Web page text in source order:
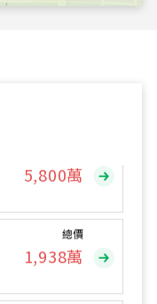
總價
1,938萬
總價